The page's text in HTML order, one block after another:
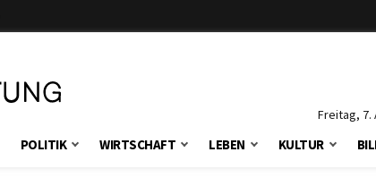
Freitag, 7.
POLITIK WIRTSCHAFT LEBEN KULTUR